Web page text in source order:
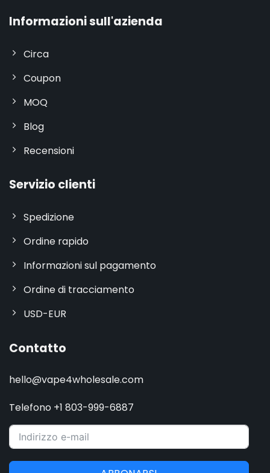
Informazioni sull'azienda
Circa
Coupon
MOQ
Blog
Recensioni
Servizio clienti
Spedizione
Ordine rapido
Informazioni sul pagamento
Ordine di tracciamento
USD-EUR
Contatto
hello@vape4wholesale.com
Telefono +1 803-999-6887